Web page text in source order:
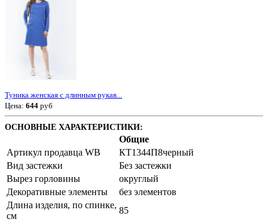
Туника женская с длинным рукав...
Цена: 644 руб
ОСНОВНЫЕ ХАРАКТЕРИСТИКИ:
Общие
Артикул продавца WB
КТ1344П8черный
Вид застежки
Без застежки
Вырез горловины
округлый
Декоративные элементы
без элементов
Длина изделия, по спинке,
см
85